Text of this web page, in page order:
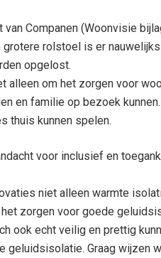
van Companen (Woonvisie
rolstoel is er
opgelost.
alleen om het zorgen voor
en familie op bezoek
thuis kunnen spelen.
voor inclusief en
niet alleen warmte
het zorgen voor goede
ook echt veilig en prettig
geluidsisolatie. Graag wijzen